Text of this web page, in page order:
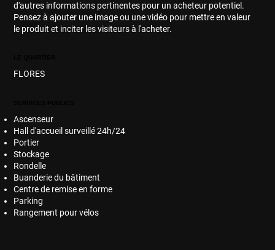
d'autres informations pertinentes pour un acheteur potentiel.
Pensez à ajouter une image ou une vidéo pour mettre en valeur
le produit et inciter les visiteurs à l'acheter.
FLORES
Ascenseur
Hall d'accueil surveillé 24h/24
Portier
Stockage
Rondelle
Buanderie du bâtiment
Centre de remise en forme
Parking
Rangement pour vélos